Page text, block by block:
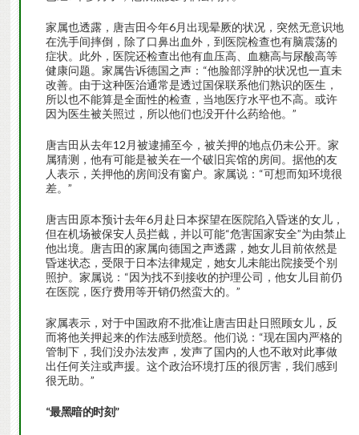
家属也透露，唐吉田今年6月出现晕厥的状况，突然无意识地
在洗手间摔倒，除了口鼻出血外，到医院检查也有脑震荡的
症状。此外，医院还检查出他有血压高、血糖高与尿酸高等
健康问题。家属告诉德国之声：“他脸部浮肿的状况也一直未
改善。由于这种医治通常是透过国保联系他们熟识的医生，
所以也不能算是全面性的检查，当地医疗水平也不高。或许
因为医生被关照过，所以他们也没开什么药给他。”
唐吉田从去年12月被逮捕至今，被关押的地点仍未公开。家
属猜测，他有可能是被关在一个破旧宾馆的房间。据他的友
人表示，关押他的房间没有窗户。家属说：“可想而知环境很
差。”
唐吉田原本预计去年6月赴日本探望在医院陷入昏迷的女儿，
但在机场被保安人员拦截，并以可能“危害国家安全”为由禁止
他出境。唐吉田的家属向德国之声透露，她女儿目前依然是
昏迷状态，受限于日本法律规定，她女儿未能出院接受个别
照护。家属说：“因为找不到接收的护理公司，他女儿目前仍
在医院，医疗费用等开销仍然蛮大的。”
家属表示，对于中国政府不批准让唐吉田赴日照顾女儿，反
而将他关押起来的作法感到愤怒。他们说：“现在国内严格的
管制下，我们没办法发声，发声了国内的人也不敢对此事做
出任何关注或声援。这个政治环境打压的很厉害，我们感到
很无助。”
“最黑暗的时刻”